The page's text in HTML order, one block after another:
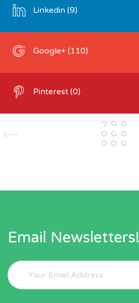
Linkedin (9)
Google+ (110)
Pinterest (0)
Email Newsletters!